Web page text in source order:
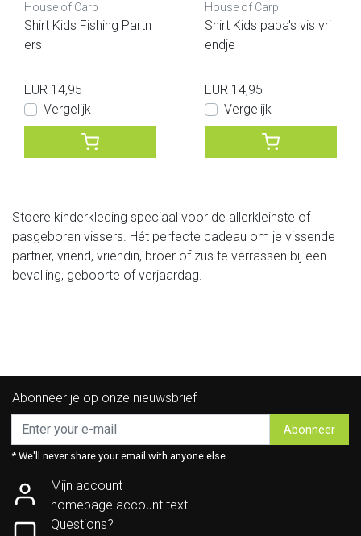
House of Carp
Shirt Kids Fishing Partn
ers
EUR 14,95
Vergelijk
House of Carp
Shirt Kids papa's vis vri
endje
EUR 14,95
Vergelijk
Stoere kinderkleding speciaal voor de allerkleinste of
pasgeboren vissers. Hét perfecte cadeau om je vissende
partner, vriend, vriendin, broer of zus te verrassen bij een
bevalling, geboorte of verjaardag.
Abonneer je op onze nieuwsbrief
Abonneer
* We'll never share your email with anyone else.
Mijn account
homepage.account.text
Questions?